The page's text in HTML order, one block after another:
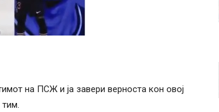
на ПСЖ и ја завери верноста кон овој